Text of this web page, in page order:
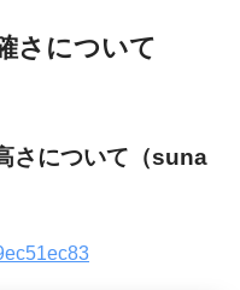
さについて
さについて（suna